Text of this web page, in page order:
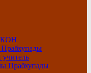
Прабхупады